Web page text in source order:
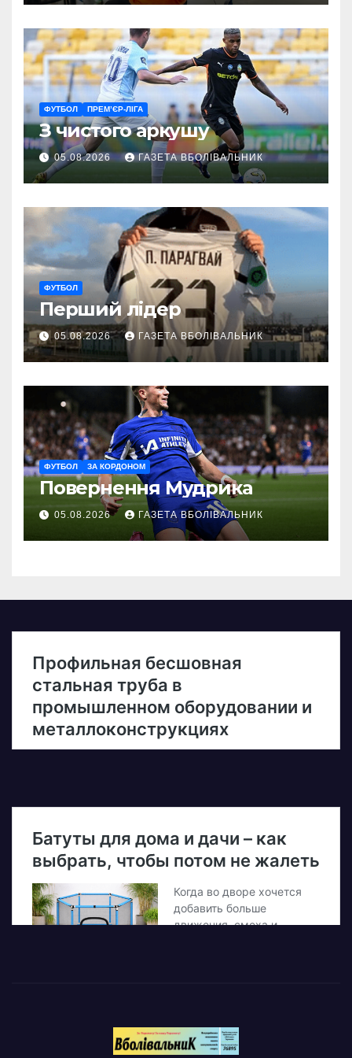
ветеранам
ФУТБОЛ ПРЕМ’ЄР-ЛІГА
З чистого аркушу
05.08.2026 ГАЗЕТА ВБОЛІВАЛЬНИК
ФУТБОЛ
Перший лідер
05.08.2026 ГАЗЕТА ВБОЛІВАЛЬНИК
ФУТБОЛ ЗА КОРДОНОМ
Повернення Мудрика
05.08.2026 ГАЗЕТА ВБОЛІВАЛЬНИК